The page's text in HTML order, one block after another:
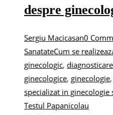
despre
Sergiu Macicasan0
SanatateCum se
ginecologic,
ginecologice, ginecologie,
specializat in ginecologie
Testul Papanicolau